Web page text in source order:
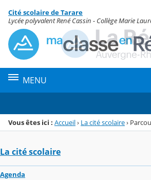
Menu de la rubrique
Contenu
Cité scolaire de Tarare
Lycée polyvalent René Cassin - Collège Marie
MENU
Vous êtes ici : Accueil› La cité scolaire›
La cité scolaire
Agenda